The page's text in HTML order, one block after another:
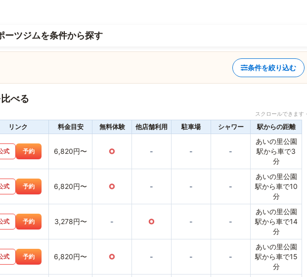
ーツジムを条件から探す
条件を絞り込む
べる
スクロールできま
リンク 料金目安 無料体験 他店舗利用 駐車場 シャワー 駅からの距離
式 予約 6,820円〜 ○ - - -
あいの里公園
駅から車で3
分
式 予約 6,820円〜 ○ - - -
あいの里公園
駅から車で10
分
式 予約 3,278円〜 - ○ - -
あいの里公園
駅から車で14
分
式 予約 6,820円〜 ○ - - -
あいの里公園
駅から車で15
分